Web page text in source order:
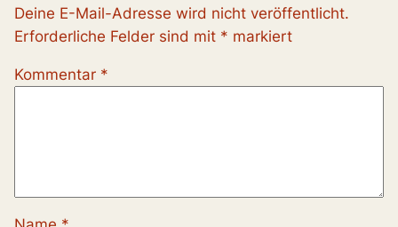
Deine E-Mail-Adresse wird nicht veröffentlicht.
Erforderliche Felder sind mit * markiert
Kommentar *